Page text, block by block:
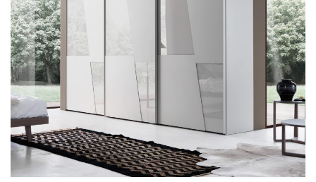
Sangiacomo Domino